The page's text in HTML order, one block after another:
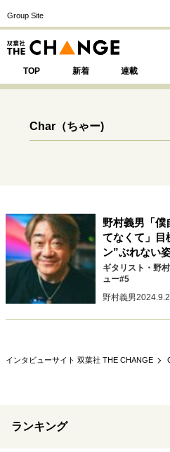
Group Site
TOP 新着 連載
運命を変えた出会い 決断の
未知への挑戦
プロフェッシ
表現者の葛藤
人生が動いた
キャリア・働き方
大人の学び直し
ファースト
経営・ビジネス
Char （ちゃー)
野村義男「僕
てなくて」目
ン”ぶれない
ギタリスト・野
ュー#5
野村義男
インタビューサイト 双葉社 THE CHANGE
ランキング